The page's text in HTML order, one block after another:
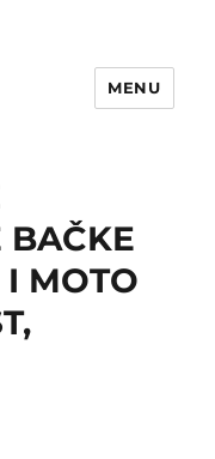
MENU
BAČKE
MOTO